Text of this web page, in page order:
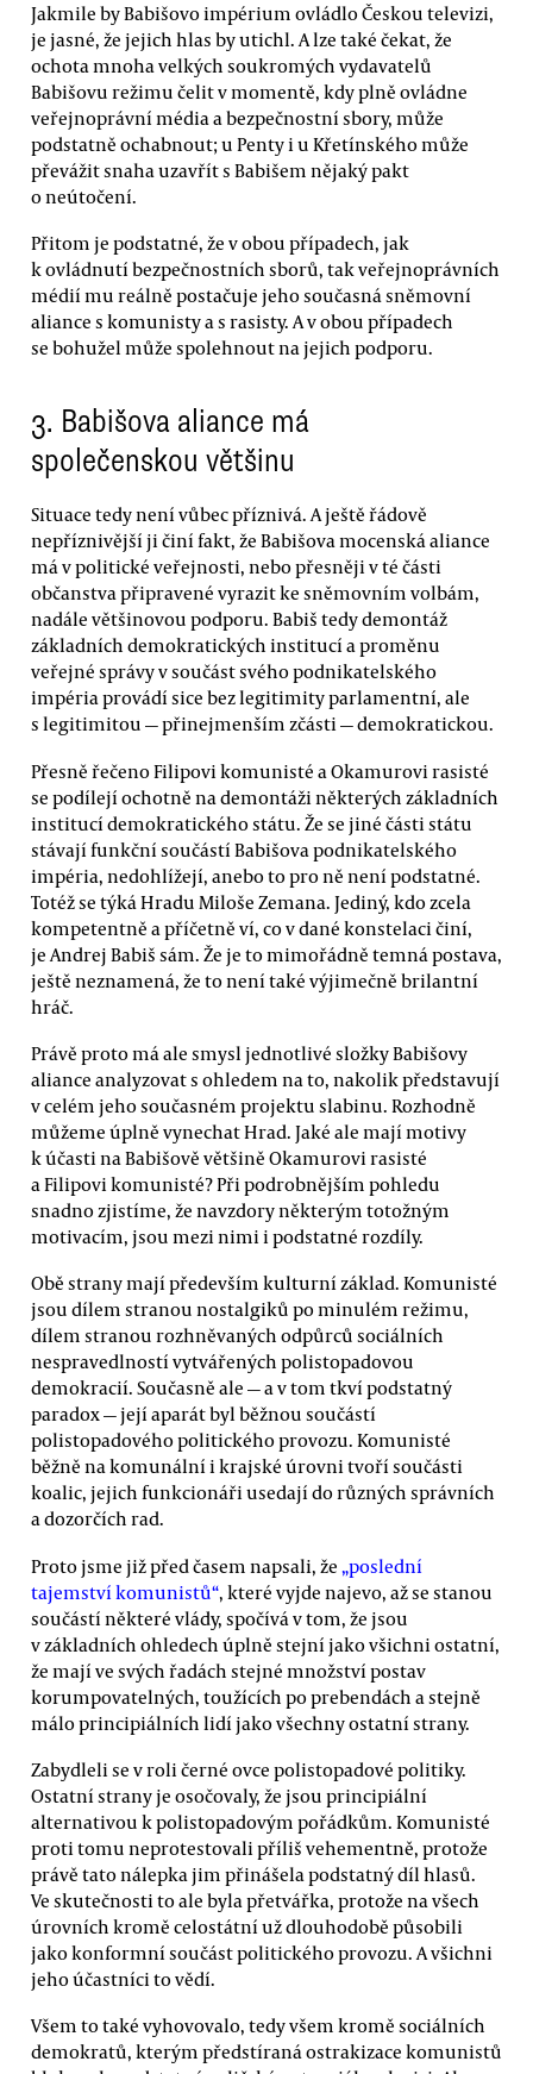
Jakmile by Babišovo impérium ovládlo Českou televizi,
je jasné, že jejich hlas by utichl. A lze také čekat, že
ochota mnoha velkých soukromých vydavatelů
Babišovu režimu čelit v momentě, kdy plně ovládne
veřejnoprávní média a bezpečnostní sbory, může
podstatně ochabnout; u Penty i u Křetínského může
převážit snaha uzavřít s Babišem nějaký pakt
o neútočení.
Přitom je podstatné, že v obou případech, jak
k ovládnutí bezpečnostních sborů, tak veřejnoprávních
médií mu reálně postačuje jeho současná sněmovní
aliance s komunisty a s rasisty. A v obou případech
se bohužel může spolehnout na jejich podporu.
3. Babišova aliance má
společenskou většinu
Situace tedy není vůbec příznivá. A ještě řádově
nepříznivější ji činí fakt, že Babišova mocenská aliance
má v politické veřejnosti, nebo přesněji v té části
občanstva připravené vyrazit ke sněmovním volbám,
nadále většinovou podporu. Babiš tedy demontáž
základních demokratických institucí a proměnu
veřejné správy v součást svého podnikatelského
impéria provádí sice bez legitimity parlamentní, ale
s legitimitou — přinejmenším zčásti — demokratickou.
Přesně řečeno Filipovi komunisté a Okamurovi rasisté
se podílejí ochotně na demontáži některých základních
institucí demokratického státu. Že se jiné části státu
stávají funkční součástí Babišova podnikatelského
impéria, nedohlížejí, anebo to pro ně není podstatné.
Totéž se týká Hradu Miloše Zemana. Jediný, kdo zcela
kompetentně a příčetně ví, co v dané konstelaci činí,
je Andrej Babiš sám. Že je to mimořádně temná postava,
ještě neznamená, že to není také výjimečně brilantní
hráč.
Právě proto má ale smysl jednotlivé složky Babišovy
aliance analyzovat s ohledem na to, nakolik představují
v celém jeho současném projektu slabinu. Rozhodně
můžeme úplně vynechat Hrad. Jaké ale mají motivy
k účasti na Babišově většině Okamurovi rasisté
a Filipovi komunisté? Při podrobnějším pohledu
snadno zjistíme, že navzdory některým totožným
motivacím, jsou mezi nimi i podstatné rozdíly.
Obě strany mají především kulturní základ. Komunisté
jsou dílem stranou nostalgiků po minulém režimu,
dílem stranou rozhněvaných odpůrců sociálních
nespravedlností vytvářených polistopadovou
demokracií. Současně ale — a v tom tkví podstatný
paradox — její aparát byl běžnou součástí
polistopadového politického provozu. Komunisté
běžně na komunální i krajské úrovni tvoří součásti
koalic, jejich funkcionáři usedají do různých správních
a dozorčích rad.
Proto jsme již před časem napsali, že „poslední
tajemství komunistů“, které vyjde najevo, až se stanou
součástí některé vlády, spočívá v tom, že jsou
v základních ohledech úplně stejní jako všichni ostatní,
že mají ve svých řadách stejné množství postav
korumpovatelných, toužících po prebendách a stejně
málo principiálních lidí jako všechny ostatní strany.
Zabydleli se v roli černé ovce polistopadové politiky.
Ostatní strany je osočovaly, že jsou principiální
alternativou k polistopadovým pořádkům. Komunisté
proti tomu neprotestovali příliš vehementně, protože
právě tato nálepka jim přinášela podstatný díl hlasů.
Ve skutečnosti to ale byla přetvářka, protože na všech
úrovních kromě celostátní už dlouhodobě působili
jako konformní součást politického provozu. A všichni
jeho účastníci to vědí.
Všem to také vyhovovalo, tedy všem kromě sociálních
demokratů, kterým předstíraná ostrakizace komunistů